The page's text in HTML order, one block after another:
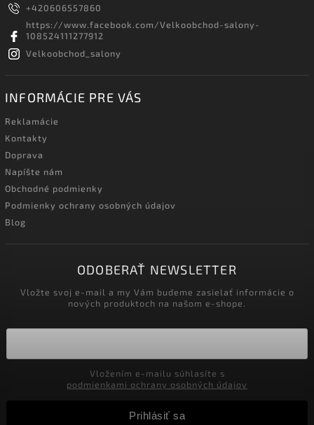
+420606557860
https://www.facebook.com/Velkoobchod-salony-
108524111277912
Velkoobchod_salony
INFORMÁCIE PRE VÁS
Reklamácie
Kontakty
Doprava
Napíšte nám
Obchodné podmienky
Podmienky ochrany osobných údajov
Blog
ODOBERAŤ NEWSLETTER
Vložte svoj e-mail a my Vám budeme zasielať informácie o
nových produktoch na našom e-shope.
podmienkami ochrany osobných údajov
Prihlásiť sa